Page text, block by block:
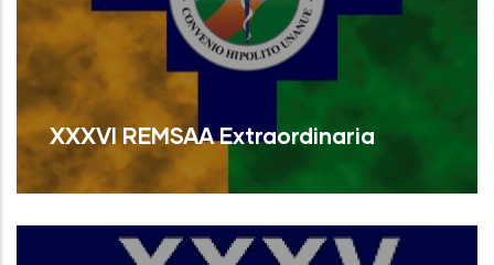
XXXVI REMSAA Extraordinaria